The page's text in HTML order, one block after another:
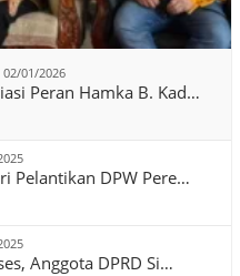
02/01/2026
Peran Hamka B. Kad…
Pelantikan DPW Pere…
Anggota DPRD Si…